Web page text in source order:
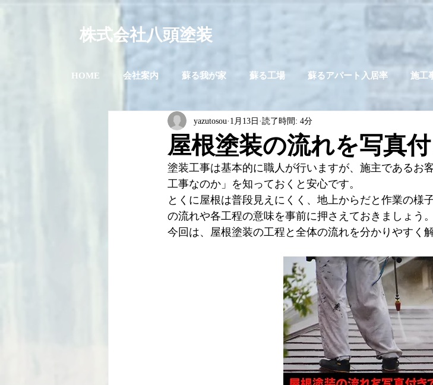
株式会社八頭塗装
HOME 会社案内 蘇る我が家 蘇る工場 蘇るアパート入居率 施工
屋根塗装の流れを写真
yazutosou 1月13日 読了時間: 4分
塗装工事は基本的に職人が行いますが、施主であるお
工事なのか」を知っておくと安心です。
とくに屋根は普段見えにくく、地上からだと作業の様
の流れや各工程の意味を事前に押さえておきましょう。
今回は、屋根塗装の工程と全体の流れを分かりやすく